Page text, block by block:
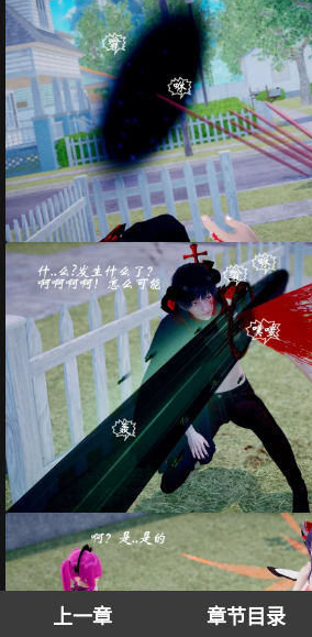
上一章 章节目录